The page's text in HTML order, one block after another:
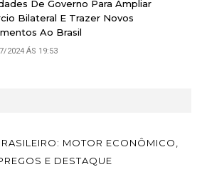
De Governo Para Ampliar
Bilateral E Trazer Novos
Ao Brasil
2024 ÁS 19:53
MOTOR ECONÔMICO,
E DESTAQUE